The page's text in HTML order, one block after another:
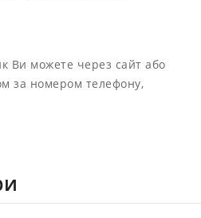
Ви можете через сайт або
за номером телефону,